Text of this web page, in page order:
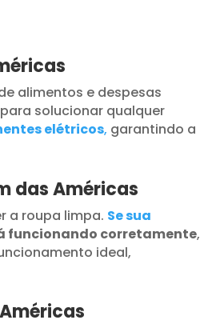
alimentos e despesas
solucionar qualquer
elétricos, garantindo a
das Américas
a roupa limpa. Se sua
funcionando corretamente,
ideal,